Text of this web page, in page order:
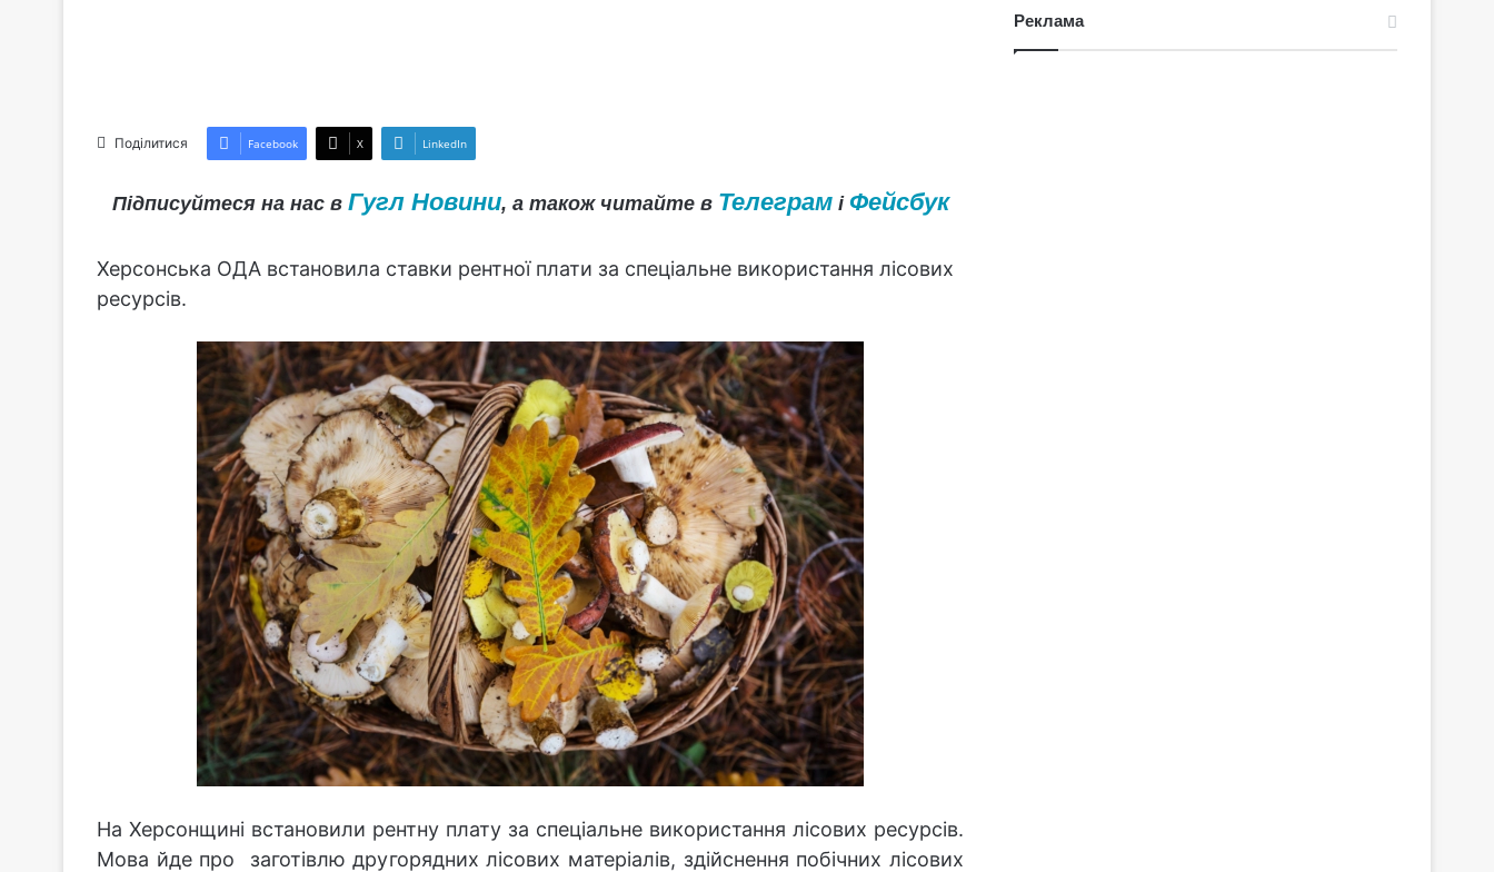
Поділитися Facebook X LinkedIn
Підписуйтеся на нас в Гугл Новини, а також читайте в Телеграмі Фейсбук
Херсонська ОДА встановила ставки рентної плати за спеціальне використання лісових
ресурсів.
На Херсонщині встановили рентну плату за спеціальне використання лісових ресурсів.
Мова йде про заготівлю другорядних лісових матеріалів, здійснення побічних лісових
Реклама